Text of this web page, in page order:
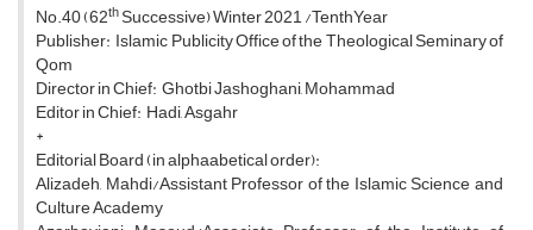
No.40 (62thSuccessive) Winter 2021 /TenthYear
Publisher: Islamic Publicity Office of the Theological Seminary of
Qom
Director in Chief: Ghotbi Jashoghani, Mohammad
Editor in Chief: Hadi, Asgahr
*
Editorial Board (in alphaabetical order):
Alizadeh, Mahdi/Assistant Professor of the Islamic Science and
Culture Academy